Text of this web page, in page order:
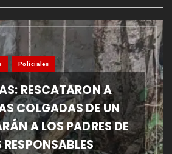
Policiales
RESCATARON A
COLGADAS DE UN
A LOS PADRES DE